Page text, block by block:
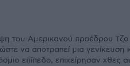
του Αμερικανού προέδρου
να αποτραπεί μια
επίπεδο, επιχείρησαν